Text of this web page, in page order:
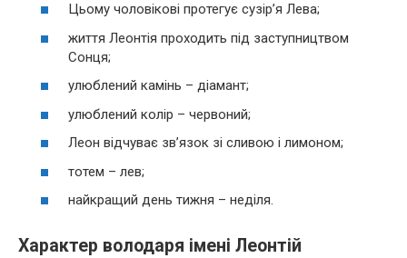
Цьому чоловікові протегує сузір’я Лева;
життя Леонтія проходить під заступництвом
Сонця;
улюблений камінь – діамант;
улюблений колір – червоний;
Леон відчуває зв’язок зі сливою і лимоном;
тотем – лев;
найкращий день тижня – неділя.
Характер володаря імені Леонтій